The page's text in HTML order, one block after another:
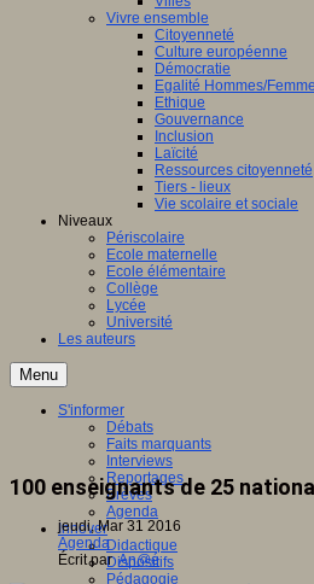
Vivre ensemble
Citoyenneté
Culture européenne
Démocratie
Egalité Hommes/
Ethique
Gouvernance
Inclusion
Laïcité
Ressources citoyenneté
Tiers - lieux
Vie scolaire et sociale
Niveaux
Périscolaire
Ecole maternelle
Ecole élémentaire
Collège
Lycée
Université
Les auteurs
Menu
S'informer
Débats
Faits marquants
Interviews
Reportages
Brèves
Agenda
Innover
Didactique
Dispositifs
Pédagogie
100 enseignants de 25
jeudi, Mar 31 2016
Agenda
Écrit parAn@é